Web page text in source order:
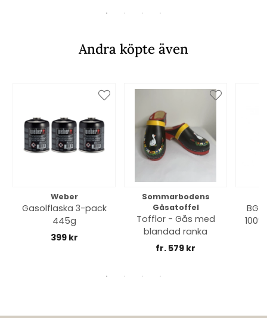
Andra köpte även
Weber
Gasolflaska 3-pack
445g
399 kr
Sommarbodens
Gåsatoffel
Tofflor - Gås med
blandad ranka
fr. 579 kr